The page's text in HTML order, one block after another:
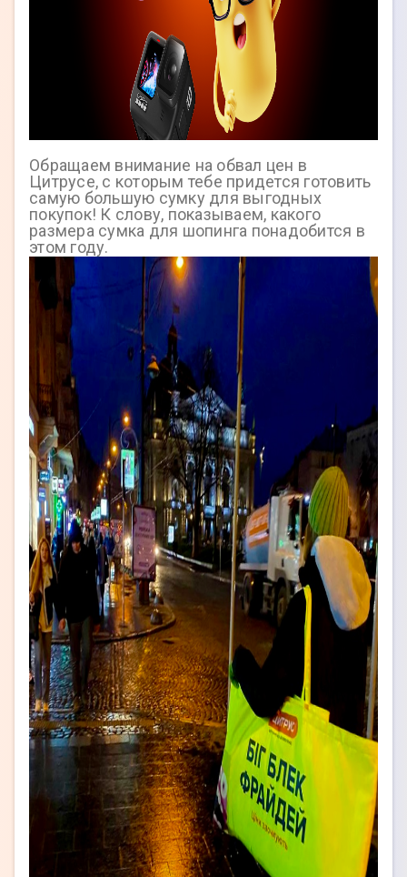
Обращаем внимание на обвал цен в
Цитрусе, с которым тебе придется готовить
самую большую сумку для выгодных
покупок! К слову, показываем, какого
размера сумка для шопинга понадобится в
этом году.